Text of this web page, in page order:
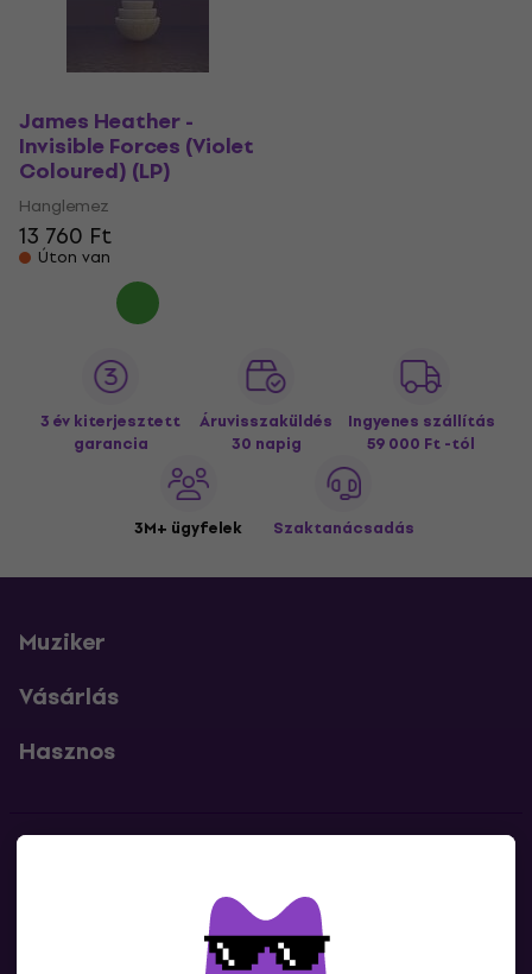
James Heather -
Invisible Forces (Violet
Coloured) (LP)
Hanglemez
13 760 Ft
Úton van
3 év kiterjesztett
garancia
Áruvisszaküldés
30 napig
Ingyenes szállítás
59 000 Ft -tól
3M+ ügyfelek Szaktanácsadás
Muziker
Vásárlás
Hasznos
Lépj kapcsolatba velünk